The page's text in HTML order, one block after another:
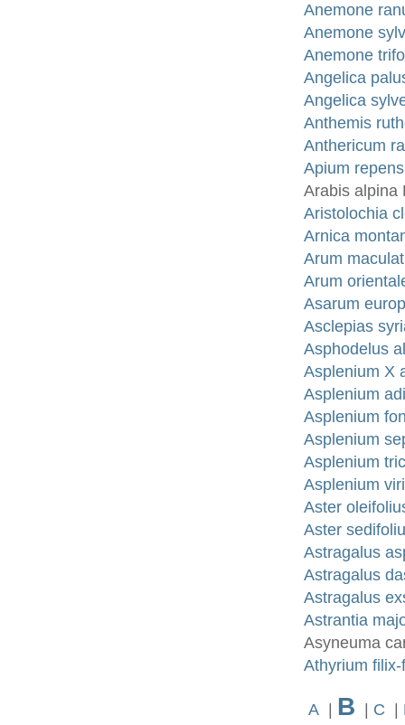
Anemone
Anemone
Anemone
Angelica
Angelica
Anthemis
Anthericum
Apium
Arabis alpina
Aristolochia
Arnica
Arum
Arum
Asarum
Asclepias
Asphodelus
Asplenium X
Asplenium
Asplenium
Asplenium
Asplenium
Asplenium
Aster
Aster
Astragalus
Astragalus
Astragalus
Astrantia
Asyneuma
Athyrium
A B C